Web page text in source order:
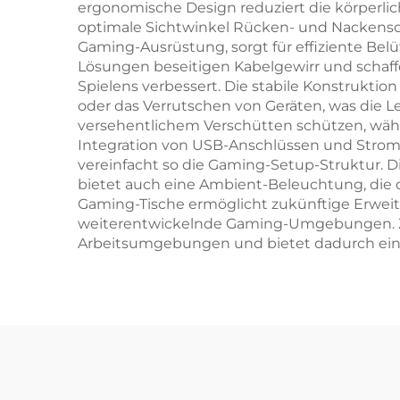
ergonomische Design reduziert die
optimale Sichtwinkel Rücken- und
Gaming-Ausrüstung, sorgt für effiziente
Lösungen beseitigen Kabelgewirr und
Spielens verbessert. Die stabile
oder das Verrutschen von Geräten, was die
versehentlichem Verschütten schützen,
Integration von USB-Anschlüssen und
vereinfacht so die Gaming-Setup-Struktur.
bietet auch eine Ambient-Beleuchtung, die
Gaming-Tische ermöglicht zukünftige
weiterentwickelnde Gaming-Umgebungen.
Arbeitsumgebungen und bietet dadurch